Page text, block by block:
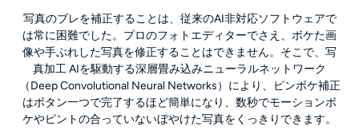
写真のブレを補正することは、従来のAI非対応ソフトウェアで
は常に困難でした。プロのフォトエディターでさえ、ボケた画
像や手ぶれした写真を修正することはできません。そこで、写
真加工 AIを駆動する深層畳み込みニューラルネットワーク
（Deep Convolutional Neural Networks）により、ピンボケ補正
はボタン一つで完了するほど簡単になり、数秒でモーションボ
ケやピントの合っていないぼやけた写真をくっきりできます。